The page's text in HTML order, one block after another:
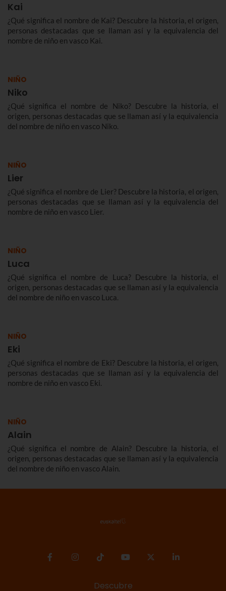
Kai
¿Qué significa el nombre de Kai? Descubre la historia, el origen,
personas destacadas que se llaman así y la equivalencia del
nombre de niño en vasco Kai.
NIÑO
Niko
¿Qué significa el nombre de Niko? Descubre la historia, el
origen, personas destacadas que se llaman así y la equivalencia
del nombre de niño en vasco Niko.
NIÑO
Lier
¿Qué significa el nombre de Lier? Descubre la historia, el origen,
personas destacadas que se llaman así y la equivalencia del
nombre de niño en vasco Lier.
NIÑO
Luca
¿Qué significa el nombre de Luca? Descubre la historia, el
origen, personas destacadas que se llaman así y la equivalencia
del nombre de niño en vasco Luca.
NIÑO
Eki
¿Qué significa el nombre de Eki? Descubre la historia, el origen,
personas destacadas que se llaman así y la equivalencia del
nombre de niño en vasco Eki.
NIÑO
Alain
¿Qué significa el nombre de Alain? Descubre la historia, el
origen, personas destacadas que se llaman así y la equivalencia
del nombre de niño en vasco Alain.
Descubre